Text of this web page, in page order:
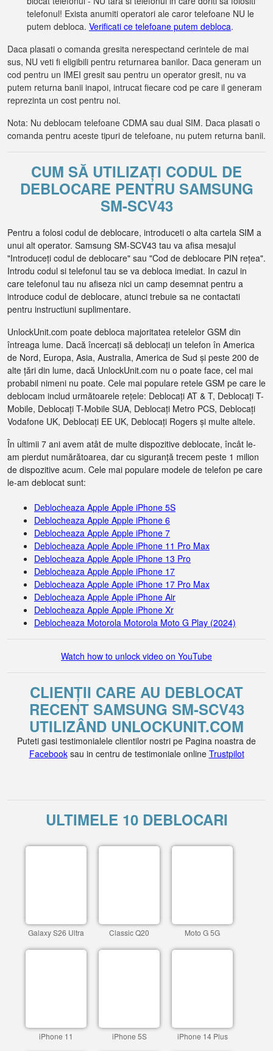
telefonul! Exista anumiti operatori ale caror telefoane NU le
putem debloca. Verificati ce telefoane putem debloca.
Daca plasati o comanda gresita nerespectand cerintele de mai
sus, NU veti fi eligibili pentru returnarea banilor. Daca generam un
cod pentru un IMEI gresit sau pentru un operator gresit, nu va
putem returna banii inapoi, intrucat fiecare cod pe care il generam
reprezinta un cost pentru noi.
Nota: Nu deblocam telefoane CDMA sau dual SIM. Daca plasati o
comanda pentru aceste tipuri de telefoane, nu putem returna banii.
CUM SĂ UTILIZAȚI CODUL DE
DEBLOCARE PENTRU SAMSUNG
SM-SCV43
Pentru a folosi codul de deblocare, introduceti o alta cartela SIM a
unui alt operator. Samsung SM-SCV43 tau va afisa mesajul
"Introduceți codul de deblocare" sau "Cod de deblocare PIN rețea".
Introdu codul si telefonul tau se va debloca imediat. In cazul in
care telefonul tau nu afiseza nici un camp desemnat pentru a
introduce codul de deblocare, atunci trebuie sa ne contactati
pentru instructiuni suplimentare.
UnlockUnit.com poate debloca majoritatea retelelor GSM din
întreaga lume. Dacă încercați să deblocați un telefon în America
de Nord, Europa, Asia, Australia, America de Sud și peste 200 de
alte țări din lume, dacă UnlockUnit.com nu o poate face, cel mai
probabil nimeni nu poate. Cele mai populare retele GSM pe care le
deblocam includ următoarele rețele: Deblocați AT & T, Deblocați T-
Mobile, Deblocați T-Mobile SUA, Deblocați Metro PCS, Deblocați
Vodafone UK, Deblocați EE UK, Deblocați Rogers și multe altele.
În ultimii 7 ani avem atât de multe dispozitive deblocate, încât le-
am pierdut numărătoarea, dar cu siguranță trecem peste 1 milion
de dispozitive acum. Cele mai populare modele de telefon pe care
le-am deblocat sunt:
Deblocheaza Apple Apple iPhone 5S
Deblocheaza Apple Apple iPhone 6
Deblocheaza Apple Apple iPhone 7
Deblocheaza Apple Apple iPhone 11 Pro Max
Deblocheaza Apple Apple iPhone 13 Pro
Deblocheaza Apple Apple iPhone 17
Deblocheaza Apple Apple iPhone 17 Pro Max
Deblocheaza Apple Apple iPhone Air
Deblocheaza Apple Apple iPhone Xr
Deblocheaza Motorola Motorola Moto G Play (2024)
Watch how to unlock video on YouTube
CLIENȚII CARE AU DEBLOCAT
RECENT SAMSUNG SM-SCV43
UTILIZÂND UNLOCKUNIT.COM
Puteti gasi testimonialele clientilor nostri pe Pagina noastra de
Facebooksau in centru de testimoniale online Trustpilot
ULTIMELE 10 DEBLOCARI
Galaxy S26 Ultra Classic Q20 Moto G 5G
iPhone 11 iPhone 5S iPhone 14 Plus